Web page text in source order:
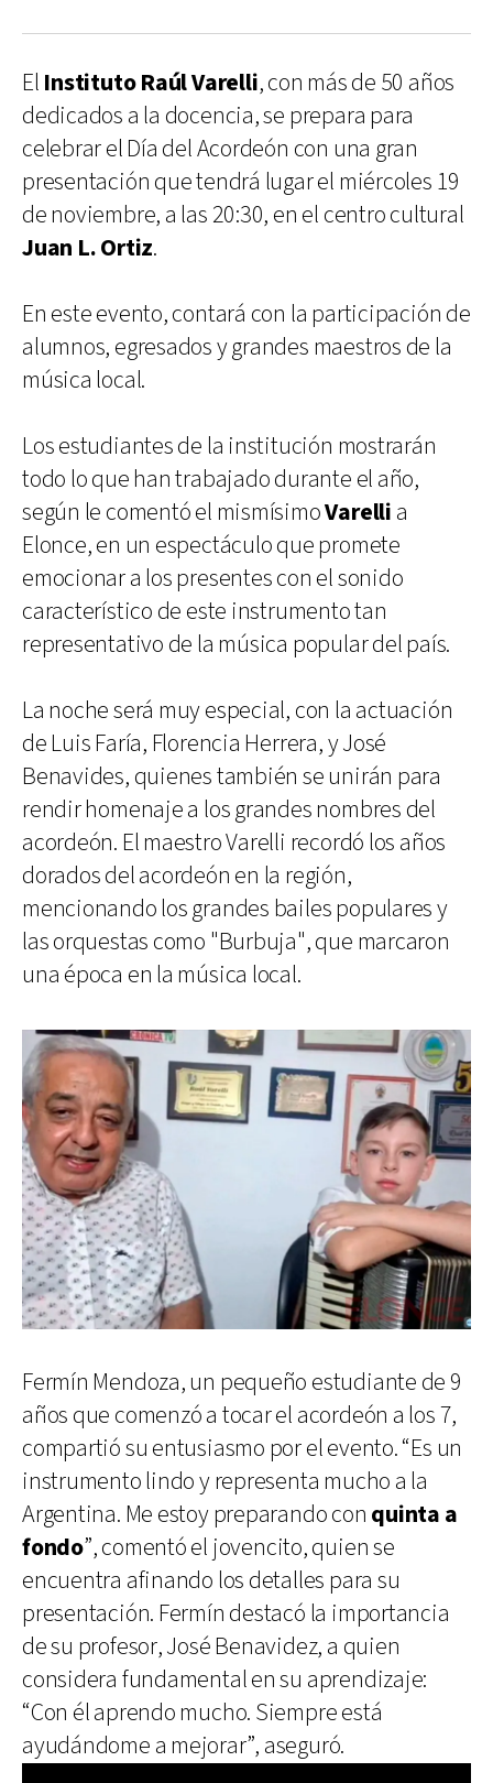
El Instituto Raúl Varelli, con más de 50 años
dedicados a la docencia, se prepara para
celebrar el Día del Acordeón con una gran
presentación que tendrá lugar el miércoles 19
de noviembre, a las 20:30, en el centro cultural
Juan L. Ortiz.
En este evento, contará con la participación de
alumnos, egresados y grandes maestros de la
música local.
Los estudiantes de la institución mostrarán
todo lo que han trabajado durante el año,
según le comentó el mismísimoVarelli a
Elonce, en un espectáculo que promete
emocionar a los presentes con el sonido
característico de este instrumento tan
representativo de la música popular del país.
La noche será muy especial, con la actuación
de Luis Faría, Florencia Herrera, y José
Benavides, quienes también se unirán para
rendir homenaje a los grandes nombres del
acordeón. El maestro Varelli recordó los años
dorados del acordeón en la región,
mencionando los grandes bailes populares y
las orquestas como "Burbuja", que marcaron
una época en la música local.
Fermín Mendoza, un pequeño estudiante de 9
años que comenzó a tocar el acordeón a los 7,
compartió su entusiasmo por el evento. “Es un
instrumento lindo y representa mucho a la
Argentina. Me estoy preparando con quinta a
fondo”, comentó el jovencito, quien se
encuentra afinando los detalles para su
presentación. Fermín destacó la importancia
de su profesor, José Benavidez, a quien
considera fundamental en su aprendizaje:
“Con él aprendo mucho. Siempre está
ayudándome a mejorar”, aseguró.